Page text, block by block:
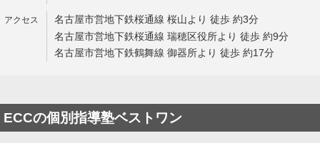
名古屋市営地下鉄桜通線 桜山より 徒歩 約3分
名古屋市営地下鉄桜通線 瑞穂区役所より 徒歩 約9分
名古屋市営地下鉄鶴舞線 御器所より 徒歩 約17分
ECCの個別指導塾ベストワン